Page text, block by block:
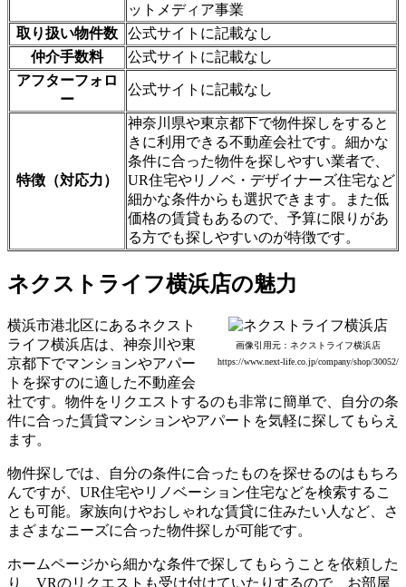
ットメディア事業
取り扱い物件数
公式サイトに記載なし
仲介手数料
公式サイトに記載なし
アフターフォロ
ー
公式サイトに記載なし
特徴（対応力）
神奈川県や東京都下で物件探しをすると
きに利用できる不動産会社です。細かな
条件に合った物件を探しやすい業者で、
UR住宅やリノベ・デザイナーズ住宅など
細かな条件からも選択できます。また低
価格の賃貸もあるので、予算に限りがあ
る方でも探しやすいのが特徴です。
ネクストライフ横浜店の魅力
画像引用元：ネクストライフ横浜店
https://www.next-life.co.jp/company/shop/30052/
横浜市港北区にあるネクスト
ライフ横浜店は、神奈川や東
京都下でマンションやアパー
トを探すのに適した不動産会
社です。物件をリクエストするのも非常に簡単で、自分の条
件に合った賃貸マンションやアパートを気軽に探してもらえ
ます。
物件探しでは、自分の条件に合ったものを探せるのはもちろ
んですが、UR住宅やリノベーション住宅などを検索するこ
とも可能。家族向けやおしゃれな賃貸に住みたい人など、さ
まざまなニーズに合った物件探しが可能です。
ホームページから細かな条件で探してもらうことを依頼した
り、VRのリクエストも受け付けていたりするので、お部屋